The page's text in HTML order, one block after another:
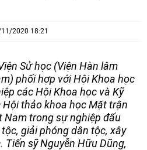
2020 18:21
Sử học (Viện Hàn lâm
phối hợp với Hội Khoa học
các Hội Khoa học và Kỹ
thảo khoa học Mặt trận
Nam trong sự nghiệp đấu
giải phóng dân tộc, xây
Tiến sỹ Nguyễn Hữu Dũng,